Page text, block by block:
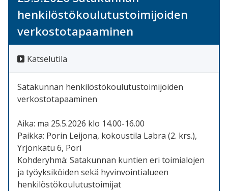
henkilöstökoulutustoimijoiden
verkostotapaaminen
Katselutila
Satakunnan henkilöstökoulutustoimijoiden
verkostotapaaminen
Aika: ma 25.5.2026 klo 14.00-16.00
Paikka: Porin Leijona, kokoustila Labra (2. krs.),
Yrjönkatu 6, Pori
Kohderyhmä: Satakunnan kuntien eri toimialojen
ja työyksiköiden sekä hyvinvointialueen
henkilöstökoulutustoimijat